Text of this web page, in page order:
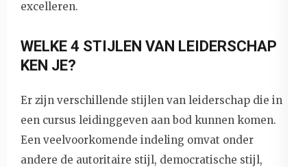
excelleren.
WELKE 4 STIJLEN VAN LEIDERSCHAP
KEN JE?
Er zijn verschillende stijlen van leiderschap die in
een cursus leidinggeven aan bod kunnen komen.
Een veelvoorkomende indeling omvat onder
andere de autoritaire stijl, democratische stijl,